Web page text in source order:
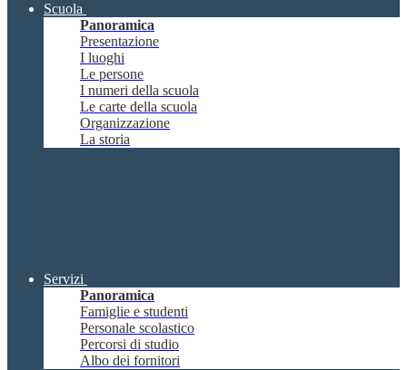
Scuola
Panoramica
Presentazione
I luoghi
Le persone
I numeri della scuola
Le carte della scuola
Organizzazione
La storia
Servizi
Panoramica
Famiglie e studenti
Personale scolastico
Percorsi di studio
Albo dei fornitori